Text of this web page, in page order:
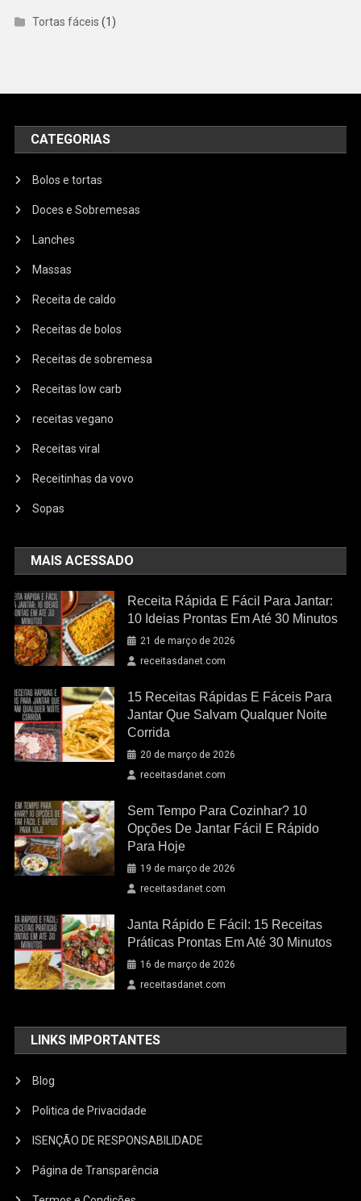
Tortas fáceis (1)
CATEGORIAS
Bolos e tortas
Doces e Sobremesas
Lanches
Massas
Receita de caldo
Receitas de bolos
Receitas de sobremesa
Receitas low carb
receitas vegano
Receitas viral
Receitinhas da vovo
Sopas
MAIS ACESSADO
Receita Rápida E Fácil Para Jantar:
10 Ideias Prontas Em Até 30 Minutos
21 de março de 2026
receitasdanet.com
15 Receitas Rápidas E Fáceis Para
Jantar Que Salvam Qualquer Noite
Corrida
20 de março de 2026
receitasdanet.com
Sem Tempo Para Cozinhar? 10
Opções De Jantar Fácil E Rápido
Para Hoje
19 de março de 2026
receitasdanet.com
Janta Rápido E Fácil: 15 Receitas
Práticas Prontas Em Até 30 Minutos
16 de março de 2026
receitasdanet.com
LINKS IMPORTANTES
Blog
Politica de Privacidade
ISENÇÃO DE RESPONSABILIDADE
Página de Transparência